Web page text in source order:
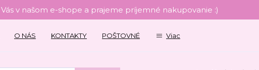
v našom e-shope a prajeme príjemné nakupovanie :)
O NÁS KONTAKTY POŠTOVNÉ Viac